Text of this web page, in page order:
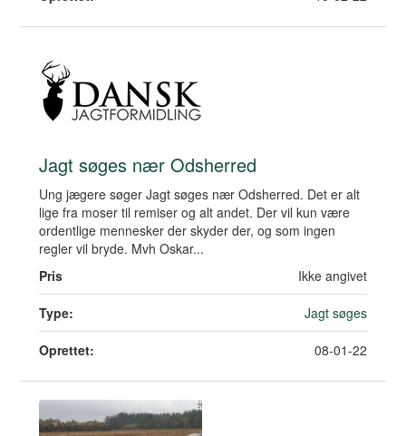
Jagt søges nær Odsherred
Ung jægere søger Jagt søges nær Odsherred. Det er alt
lige fra moser til remiser og alt andet. Der vil kun være
ordentlige mennesker der skyder der, og som ingen
regler vil bryde. Mvh Oskar...
Pris
Ikke angivet
Type: Jagt søges
Oprettet: 08-01-22